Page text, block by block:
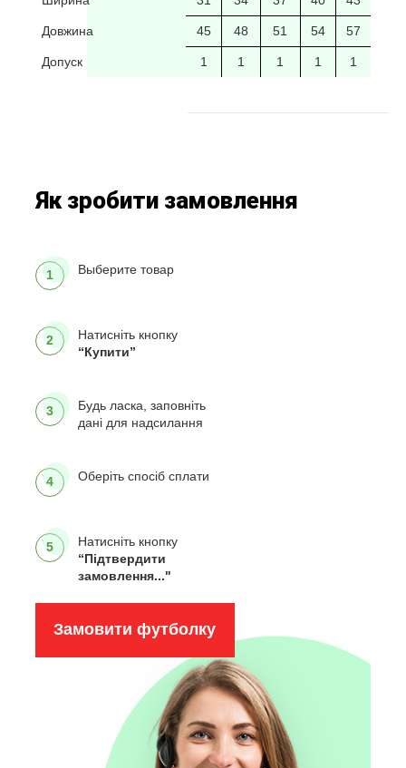
Довжина 45 48 51 54 57
Допуск 1 1 1 1 1
Як зробити замовлення
1 Выберите товар
2
Натисніть кнопку
“Купити”
3
Будь ласка, заповніть
дані для надсилання
4 Оберіть спосіб сплати
5
Натисніть кнопку
“Підтвердити
замовлення..."
Замовити футболку